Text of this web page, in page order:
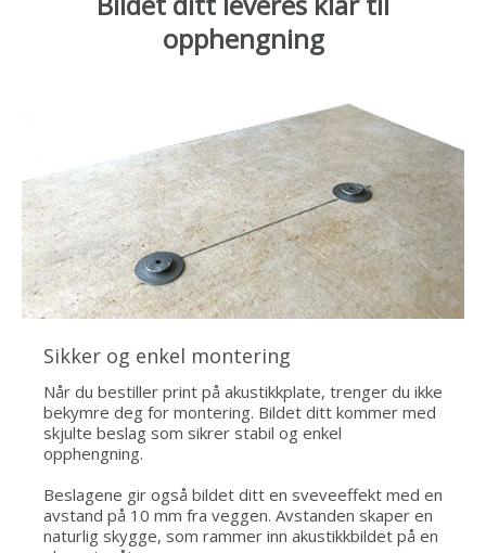
opphengning
Sikker og enkel montering
Når du bestiller print på akustikkplate, trenger du ikke
bekymre deg for montering. Bildet ditt kommer med
skjulte beslag som sikrer stabil og enkel
opphengning.
Beslagene gir også bildet ditt en sveveeffekt med en
avstand på 10 mm fra veggen. Avstanden skaper en
naturlig skygge, som rammer inn akustikkbildet på en